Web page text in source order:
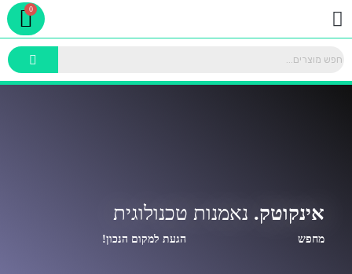
דילוג
לתוכןתפריט
אינקוטק. נאמנות טכנולוגית
מחפש הגעת למקום הנכון!